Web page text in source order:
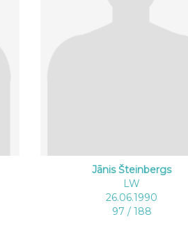
Jānis Šteinbergs
LW
26.06.1990
97 / 188